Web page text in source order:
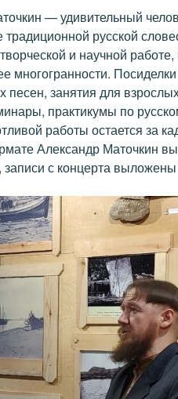
— удивительный
традиционной русской
и научной
многогранности.
песен, занятия для
практикумы по
работы остается за
Александр Маточкин
записи с концерта